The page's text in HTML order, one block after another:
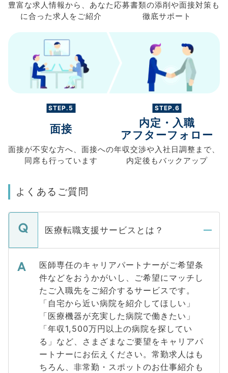
豊富な求人情報から、 あなた
に合った求人を ご紹介
応募書類の添削や面接対策も
徹底サポート
STEP.5
面接
面接が不安な方へ、 面接への
同席も行っています
STEP.6
内定・入職
アフターフォロー
年収交渉や入社日調整まで、
内定後もバックアップ
よくあるご質問
医療転職支援サービスとは？
医師専任のキャリアパートナーがご希望条
件などをおうかがいし、ご希望にマッチし
たご入職先をご紹介するサービスです。
「自宅から近い病院を紹介してほしい」
「医療機器が充実した病院で働きたい」
「年収1,500万円以上の病院を探してい
る」など、さまざまなご要望をキャリアパ
ートナーにお伝えください。常勤求人はも
ちろん、非常勤・スポットのお仕事紹介も